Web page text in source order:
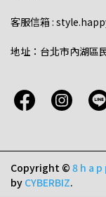
客服信箱 :
地址：台北市內湖區
Copyright © 8 h a p
by CYBERBIZ.